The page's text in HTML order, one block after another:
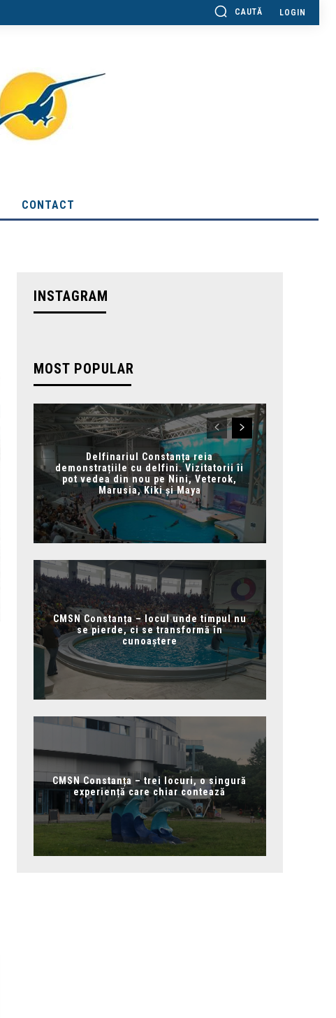
CAUTĂ LOGIN
CONTACT
INSTAGRAM
MOST POPULAR
Delfinariul Constanța reia
demonstrațiile cu delfini. Vizitatorii îi
pot vedea din nou pe Nini, Veterok,
Marusia, Kiki și Maya
CMSN Constanța – locul unde timpul nu
se pierde, ci se transformă în
cunoaștere
CMSN Constanța – trei locuri, o singură
experiență care chiar contează